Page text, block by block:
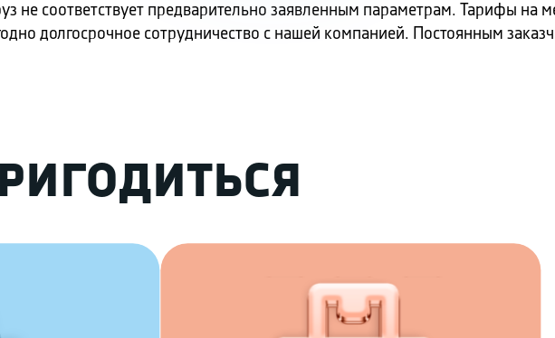
не соответствует предварительно заявленным параметрам. Тарифы на
долгосрочное сотрудничество с нашей компанией. Постоянным